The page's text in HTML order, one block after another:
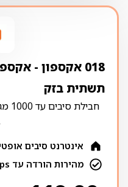
תשתית בזק
אינטרנט סיבים
מהירות הורדה עד 1000Mbps